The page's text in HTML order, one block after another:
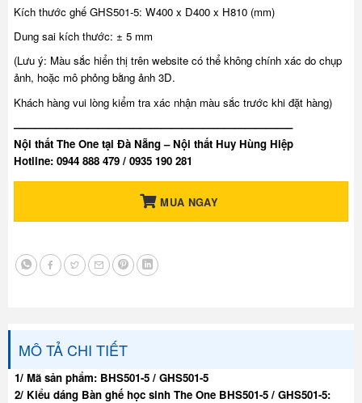
Kích thước ghếGHS501-5: W400 x D400 x H810 (mm)
Dung sai kích thước: ± 5 mm
(Lưu ý: Màu sắc hiển thị trên website có thể không chính xác do chụp
ảnh, hoặc mô phỏng bằng ảnh 3D.
Khách hàng vui lòng kiểm tra xác nhận màu sắc trước khi đặt hàng)
——————————————————————————–
Nội thất The One tại Đà Nẵng – Nội thất Huy Hùng Hiệp
Hotline: 0944 888 479 / 0935 190 281
MUA NGAY
MÔ TẢ CHI TIẾT
1/ Mã sản phẩm: BHS501-5 / GHS501-5
2/ Kiểu dáng Bàn ghế học sinh The One BHS501-5 / GHS501-5: